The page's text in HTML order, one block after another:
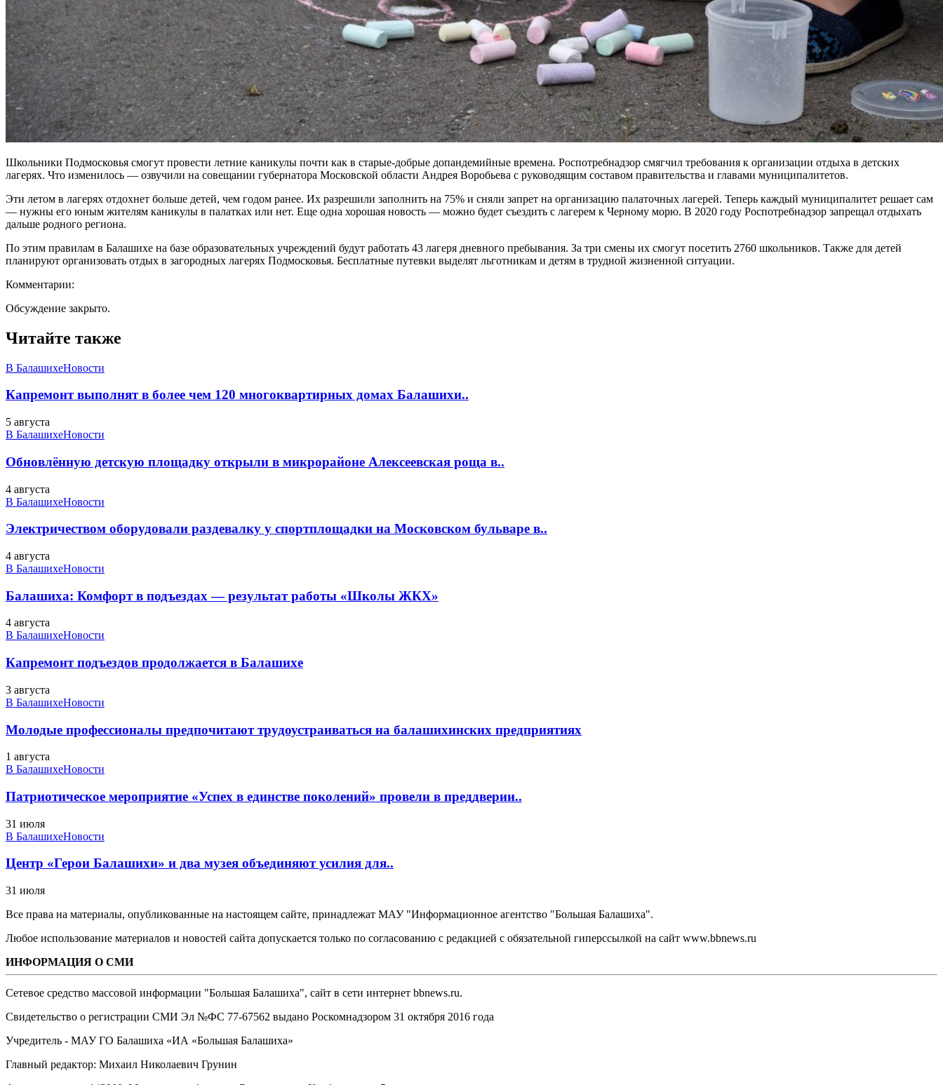
Школьники Подмосковья смогут провести летние каникулы почти как в старые-добрые допандемийные времена. Роспотребнадзор смягчил требования к организации отдыха в детских
лагерях. Что изменилось — озвучили на совещании губернатора Московской области Андрея Воробьева с руководящим составом правительства и главами муниципалитетов.
Эти летом в лагерях отдохнет больше детей, чем годом ранее. Их разрешили заполнить на 75% и сняли запрет на организацию палаточных лагерей. Теперь каждый муниципалитет решает сам
— нужны его юным жителям каникулы в палатках или нет. Еще одна хорошая новость — можно будет съездить с лагерем к Черному морю. В 2020 году Роспотребнадзор запрещал отдыхать
дальше родного региона.
По этим правилам в Балашихе на базе образовательных учреждений будут работать 43 лагеря дневного пребывания. За три смены их смогут посетить 2760 школьников. Также для детей
планируют организовать отдых в загородных лагерях Подмосковья. Бесплатные путевки выделят льготникам и детям в трудной жизненной ситуации.
Комментарии:
Обсуждение закрыто.
Читайте также
В БалашихеНовости
Капремонт выполнят в более чем 120 многоквартирных домах Балашихи..
5 августа
В БалашихеНовости
Обновлённую детскую площадку открыли в микрорайоне Алексеевская роща в..
4 августа
В БалашихеНовости
Электричеством оборудовали раздевалку у спортплощадки на Московском бульваре в..
4 августа
В БалашихеНовости
Балашиха: Комфорт в подъездах — результат работы «Школы ЖКХ»
4 августа
В БалашихеНовости
Капремонт подъездов продолжается в Балашихе
3 августа
В БалашихеНовости
Молодые профессионалы предпочитают трудоустраиваться на балашихинских предприятиях
1 августа
В БалашихеНовости
Патриотическое мероприятие «Успех в единстве поколений» провели в преддверии..
31 июля
В БалашихеНовости
Центр «Герои Балашихи» и два музея объединяют усилия для..
31 июля
Все права на материалы, опубликованные на настоящем сайте, принадлежат МАУ "Информационное агентство "Большая Балашиха".
Любое использование материалов и новостей сайта допускается только по согласованию с редакцией с обязательной гиперссылкой на сайт www.bbnews.ru
ИНФОРМАЦИЯ О СМИ
Сетевое средство массовой информации "Большая Балашиха", сайт в сети интернет bbnews.ru.
Свидетельство о регистрации СМИ Эл №ФС ‎77-67562 выдано Роскомнадзором 31 октября 2016 года
Учредитель - МАУ ГО Балашиха «ИА «Большая Балашиха»
Главный редактор: Михаил Николаевич Грунин